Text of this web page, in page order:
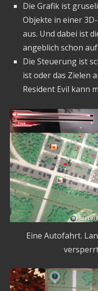
Die Grafik ist
Objekte in einer
aus. Und dabei ist
angeblich schon
Die Steuerung ist
ist oder das Zielen
Resident Evil kann
Eine Autofahrt.